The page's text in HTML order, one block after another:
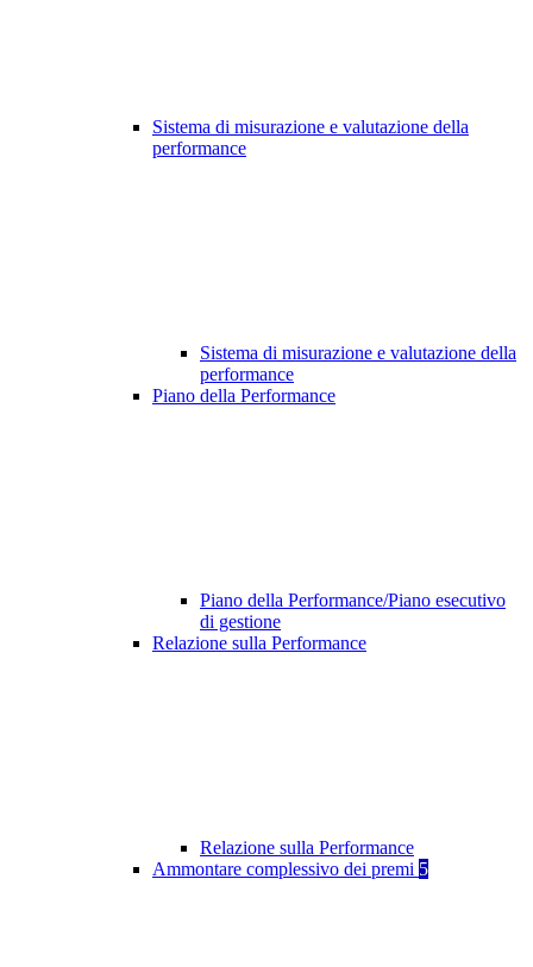
Sistema di misurazione e valutazione della
performance
Sistema di misurazione e valutazione della
performance
Piano della Performance
Piano della Performance/Piano esecutivo
di gestione
Relazione sulla Performance
Relazione sulla Performance
Ammontare complessivo dei premi 5